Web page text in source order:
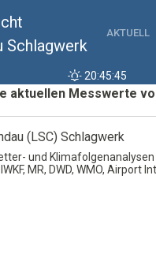
Schlagwerk
AKTUELL
20:45:45
aktuellen Messwerte
(LSC) Schlagwerk
und
MR, DWD, WMO, Airport